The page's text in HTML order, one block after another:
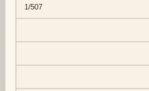
1/507